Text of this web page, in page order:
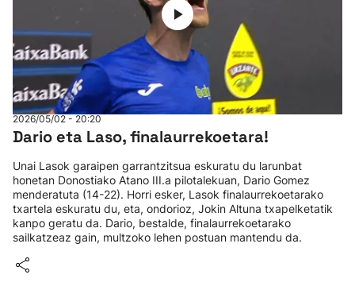
2026/05/02 - 20:20
Dario eta Laso, finalaurrekoetara!
Unai Lasok garaipen garrantzitsua eskuratu du larunbat
honetan Donostiako Atano III.a pilotalekuan, Dario Gomez
menderatuta (14-22). Horri esker, Lasok finalaurrekoetarako
txartela eskuratu du, eta, ondorioz, Jokin Altuna txapelketatik
kanpo geratu da. Dario, bestalde, finalaurrekoetarako
sailkatzeaz gain, multzoko lehen postuan mantendu da.